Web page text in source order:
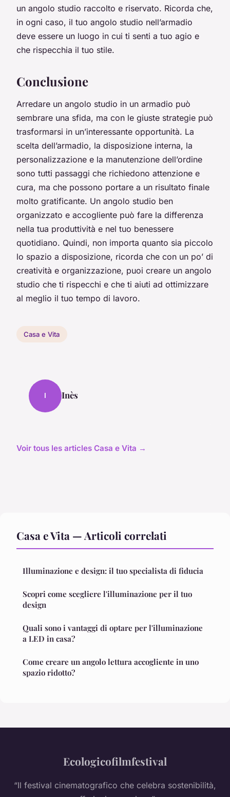
un angolo studio raccolto e riservato. Ricorda che,
in ogni caso, il tuo angolo studio nell’armadio
deve essere un luogo in cui ti senti a tuo agio e
che rispecchia il tuo stile.
Conclusione
Arredare un angolo studio in un armadio può
sembrare una sfida, ma con le giuste strategie può
trasformarsi in un’interessante opportunità. La
scelta dell’armadio, la disposizione interna, la
personalizzazione e la manutenzione dell’ordine
sono tutti passaggi che richiedono attenzione e
cura, ma che possono portare a un risultato finale
molto gratificante. Un angolo studio ben
organizzato e accogliente può fare la differenza
nella tua produttività e nel tuo benessere
quotidiano. Quindi, non importa quanto sia piccolo
lo spazio a disposizione, ricorda che con un po’ di
creatività e organizzazione, puoi creare un angolo
studio che ti rispecchi e che ti aiuti ad ottimizzare
al meglio il tuo tempo di lavoro.
Casa e Vita
I Inès
Voir tous les articles Casa e Vita →
Casa e Vita — Articoli correlati
Illuminazione e design: il tuo specialista di fiducia
Scopri come scegliere l'illuminazione per il tuo
design
Quali sono i vantaggi di optare per l'illuminazione
a LED in casa?
Come creare un angolo lettura accogliente in uno
spazio ridotto?
Ecologicofilmfestival
“Il festival cinematografico che celebra sostenibilità,